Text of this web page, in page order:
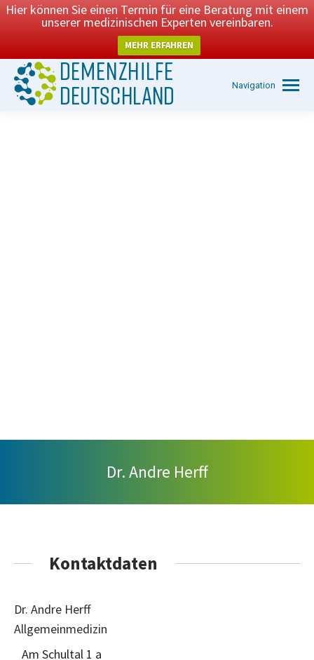
Hier können Sie einen Termin für eine Beratung mit einem
unserer medizinischen Experten vereinbaren.
MEHR ERFAHREN
Navigation
Dr. Andre Herff
Kontaktdaten
Dr. Andre Herff
Allgemeinmedizin
Am Schultal 1 a